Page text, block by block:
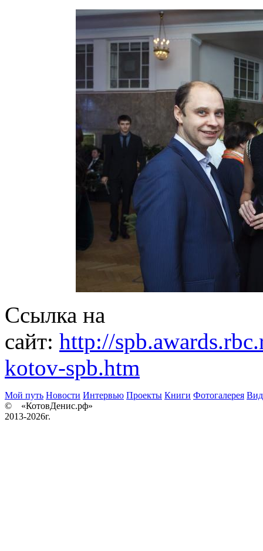
Ссылка на
сайт: http://
kotov-spb.htm
Мой путь Новости Интервью Проекты Книги Фотогалерея
© «КотовДенис.рф»
2013-2026г.